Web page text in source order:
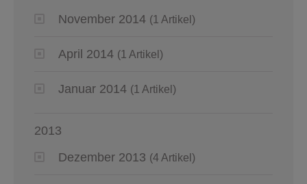
November 2014 (1 Artikel)
April 2014 (1 Artikel)
Januar 2014 (1 Artikel)
2013
Dezember 2013 (4 Artikel)